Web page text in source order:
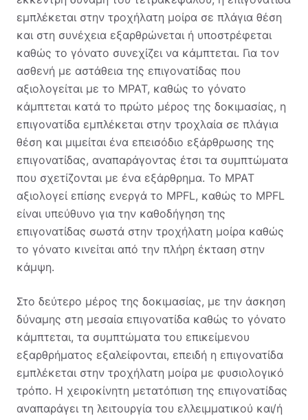
εμπλέκεται στην τροχήλατη μοίρα σε πλάγια θέση
και στη συνέχεια εξαρθρώνεται ή υποστρέφεται
καθώς το γόνατο συνεχίζει να κάμπτεται. Για τον
ασθενή με αστάθεια της επιγονατίδας που
αξιολογείται με το MPAT, καθώς το γόνατο
κάμπτεται κατά το πρώτο μέρος της δοκιμασίας, η
επιγονατίδα εμπλέκεται στην τροχλαία σε πλάγια
θέση και μιμείται ένα επεισόδιο εξάρθρωσης της
επιγονατίδας, αναπαράγοντας έτσι τα συμπτώματα
που σχετίζονται με ένα εξάρθρημα. Το MPAT
αξιολογεί επίσης ενεργά το MPFL, καθώς το MPFL
είναι υπεύθυνο για την καθοδήγηση της
επιγονατίδας σωστά στην τροχήλατη μοίρα καθώς
το γόνατο κινείται από την πλήρη έκταση στην
κάμψη.
Στο δεύτερο μέρος της δοκιμασίας, με την άσκηση
δύναμης στη μεσαία επιγονατίδα καθώς το γόνατο
κάμπτεται, τα συμπτώματα του επικείμενου
εξαρθρήματος εξαλείφονται, επειδή η επιγονατίδα
εμπλέκεται στην τροχήλατη μοίρα με φυσιολογικό
τρόπο. Η χειροκίνητη μετατόπιση της επιγονατίδας
αναπαράγει τη λειτουργία του ελλειμματικού και/ή